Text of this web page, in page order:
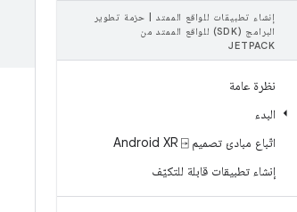
إنشاء تطبيقات للواقع الممتد
حزمة تطوير
البرامج (SDK) للواقع الممتد من
JETPACK
نظرة عامة
البدء
اتّباع مبادئ تصميم Android XR ⍈
إنشاء تطبيقات قابلة للتكيّف